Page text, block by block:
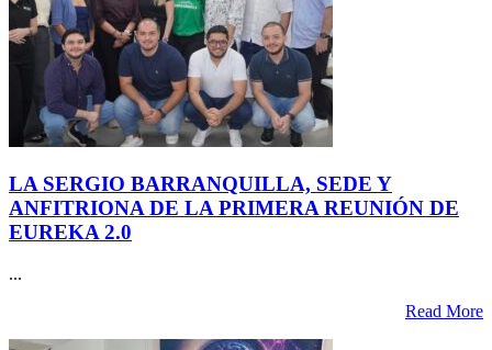
LA SERGIO BARRANQUILLA, SEDE Y
ANFITRIONA DE LA PRIMERA REUNIÓN DE
EUREKA 2.0
...
Read More